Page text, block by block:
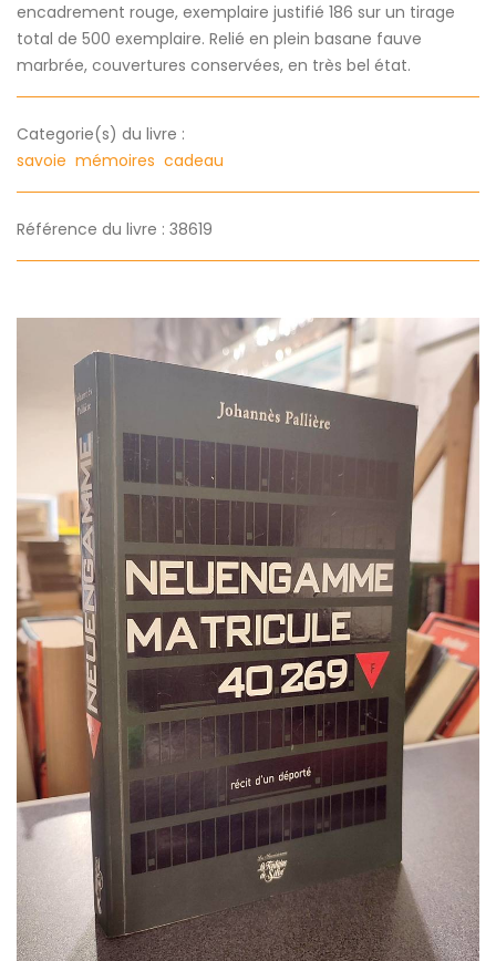
encadrement rouge, exemplaire justifié 186 sur un tirage
total de 500 exemplaire. Relié en plein basane fauve
marbrée, couvertures conservées, en très bel état.
Categorie(s) du livre :
savoie mémoires cadeau
Référence du livre : 38619